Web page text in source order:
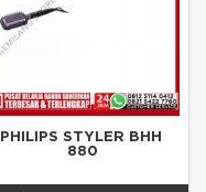
PHILIPS STYLER BHH
880